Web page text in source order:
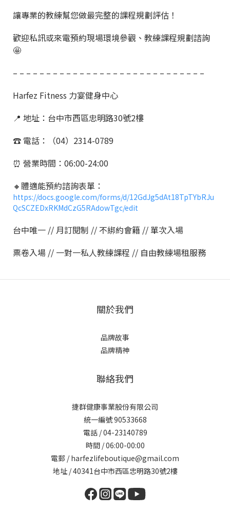
讓專業的教練幫您做最完整的課程規劃評估！
歡迎私訊或來電預約現場環境參觀、教練課程規劃諮詢
🤩
– – – – – – – – – – – – – – – – – – – – – – – – – – – – –
Harfez Fitness 力宴健身中心
📍 地址：台中市西區忠明路30號2樓
☎️ 電話：（04）2314-0789
⏰ 營業時間：06:00-24:00
🔸體適能預約諮詢表單：
https://docs.google.com/forms/d/12GdJg5dAt18TpTYbRJu
QcSCZEDxRKMdCzG5RAdowTgc/edit
台中唯一 // 月訂閱制 // 不綁約會籍 // 單次入場
票卷入場 // 一對一私人教練課程 // 自由教練場租服務
關於我們
品牌故事
品牌精神
聯絡我們
捷群健康事業股份有限公司
統一編號 90533668
電話 / 04-23140789
時間 / 06:00-00:00
電郵 / harfezlifeboutique@gmail.com
地址 / 40341台中市西區忠明路30號2樓